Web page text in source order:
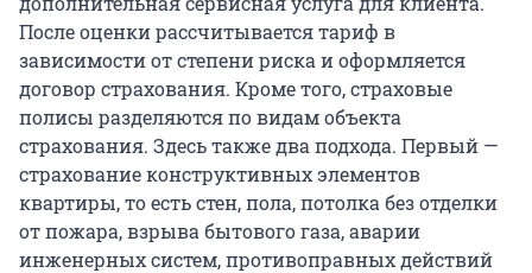
После оценки рассчитывается тариф в
зависимости от степени риска и оформляется
договор страхования. Кроме того, страховые
полисы разделяются по видам объекта
страхования. Здесь также два подхода. Первый —
страхование конструктивных элементов
квартиры, то есть стен, пола, потолка без отделки
от пожара, взрыва бытового газа, аварии
инженерных систем, противоправных действий